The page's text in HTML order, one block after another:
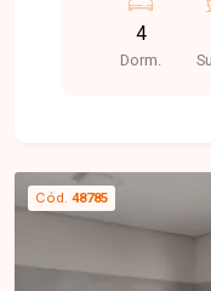
amplas e
praticidade e qualidade
pergolado,
suítes. Conta
agende sua visita.
4
Dorm.
Cód. 48785